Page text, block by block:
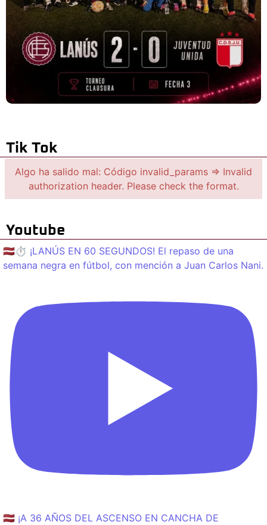
Tik Tok
Algo ha salido mal: Código invalid_params => Invalid
authorization header. Please check the format.
Youtube
🇱🇻⏱️ ¡LANÚS EN 60 SEGUNDOS! El repaso de una
semana negra en fútbol, con mención a Juan Carlos Nani.
🇱🇻 ¡A 36 AÑOS DEL ASCENSO EN CANCHA DE